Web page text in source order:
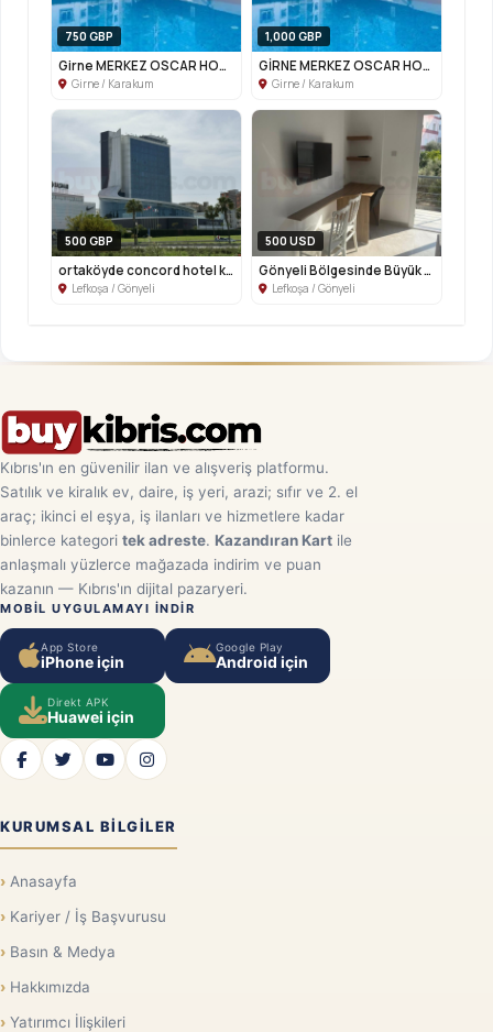
750 GBP
Girne MERKEZ OSCAR HOTEL YANİ 1+1
Girne / Karakum
1,000 GBP
GİRNE MERKEZ OSCAR HOTEL YANİ 2+1
Girne / Karakum
500 GBP
ortaköyde concord hotel karşısı kiralı...
Lefkoşa / Gönyeli
500 USD
Gönyeli Bölgesinde Büyük Kiler Market ...
Lefkoşa / Gönyeli
Kıbrıs'ın en güvenilir ilan ve alışveriş platformu.
Satılık ve kiralık ev, daire, iş yeri, arazi; sıfır ve 2. el
araç; ikinci el eşya, iş ilanları ve hizmetlere kadar
binlerce kategori tek adreste. Kazandıran Kart ile
anlaşmalı yüzlerce mağazada indirim ve puan
kazanın — Kıbrıs'ın dijital pazaryeri.
MOBIL UYGULAMAYI INDIR
App Store
iPhone için
Google Play
Android için
Direkt APK
Huawei için
KURUMSAL BILGILER
Anasayfa
Kariyer / İş Başvurusu
Basın & Medya
Hakkımızda
Yatırımcı İlişkileri